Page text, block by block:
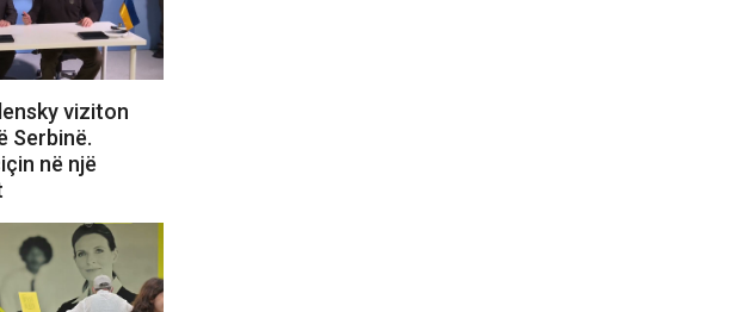
viziton
Serbinë.
në një